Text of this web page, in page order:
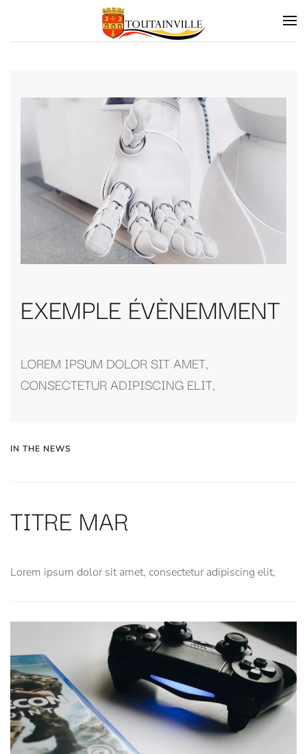
Skip to main content
EXEMPLE ÉVÈNEMMENT
LOREM IPSUM DOLOR SIT AMET,
CONSECTETUR ADIPISCING ELIT,
IN THE NEWS
TITRE MAR
Lorem ipsum dolor sit amet, consectetur adipiscing elit,